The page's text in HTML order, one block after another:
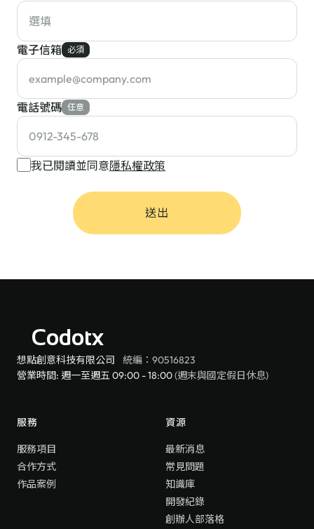
電子信箱 必須
電話號碼 任意
我已閱讀並同意隱私權政策
送出
Codotx
想點創意科技有限公司
統編：90516823
營業時間: 週一至週五 09:00 - 18:00(週末與國定假日休息)
服務
服務項目
合作方式
作品案例
資源
最新消息
常見問題
知識庫
開發紀錄
創辦人部落格